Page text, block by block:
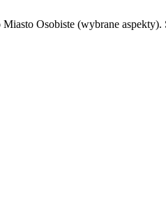
Miasto Osobiste (wybrane